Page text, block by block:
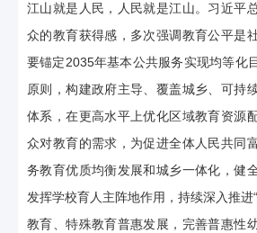
江山就是人民，人民就是江山。习近平
众的教育获得感，多次强调教育公平是
要锚定2035年基本公共服务实现均等化
原则，构建政府主导、覆盖城乡、可持
体系，在更高水平上优化区域教育资源
众对教育的需求，为促进全体人民共同
务教育优质均衡发展和城乡一体化，健
发挥学校育人主阵地作用，持续深入推进
教育、特殊教育普惠发展，完善普惠性